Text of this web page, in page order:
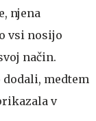
njena
vsi nosijo
način.
medtem
v